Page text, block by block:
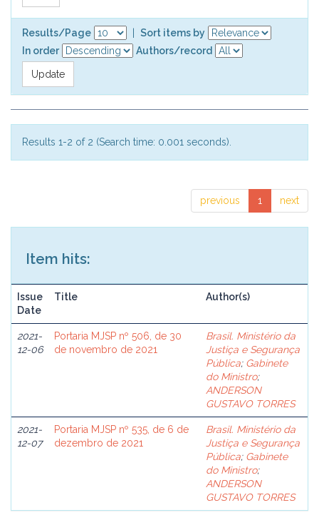
Results/Page
Sort items by
In order
Authors/record
Results 1-2 of 2 (Search time: 0.001 seconds).
previous 1 next
Item hits:
Issue
Date
Title Author(s)
2021-
12-06
Portaria MJSP nº 506, de 30
de novembro de 2021
Brasil. Ministério da
Justiça e Segurança
Pública; Gabinete
do Ministro;
ANDERSON
GUSTAVO TORRES
2021-
12-07
Portaria MJSP nº 535, de 6 de
dezembro de 2021
Brasil. Ministério da
Justiça e Segurança
Pública; Gabinete
do Ministro;
ANDERSON
GUSTAVO TORRES